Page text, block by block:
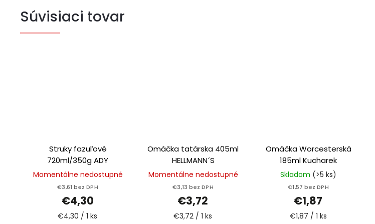
Súvisiaci tovar
Struky fazuľové
720ml/350g ADY
Momentálne nedostupné
€3,61 bez DPH
€4,30
€4,30 / 1 ks
Omáčka tatárska 405ml
HELLMANN´S
Momentálne nedostupné
€3,13 bez DPH
€3,72
€3,72 / 1 ks
Omáčka Worcesterská
185ml Kucharek
Skladom (>5 ks)
€1,57 bez DPH
€1,87
€1,87 / 1 ks